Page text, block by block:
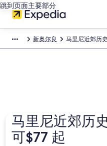
跳到页面主要部分
新奥尔良 马里尼近郊历
马里尼近郊历
可$77 起